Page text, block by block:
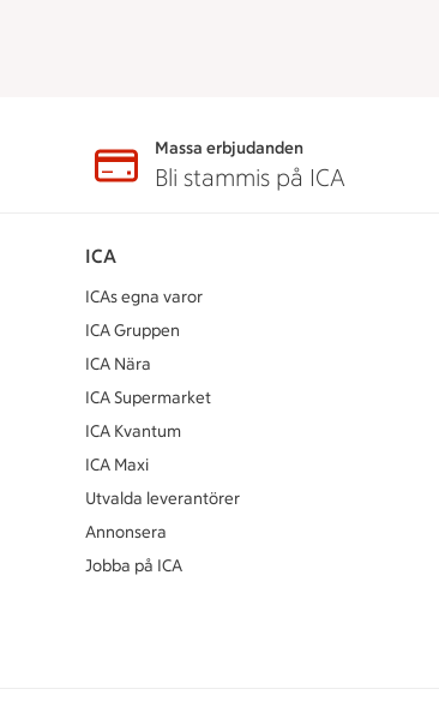
Massa erbjudanden
Bli stammis på ICA
ICA
ICAs egna varor
ICA Gruppen
ICA Nära
ICA Supermarket
ICA Kvantum
ICA Maxi
Utvalda leverantörer
Annonsera
Jobba på ICA